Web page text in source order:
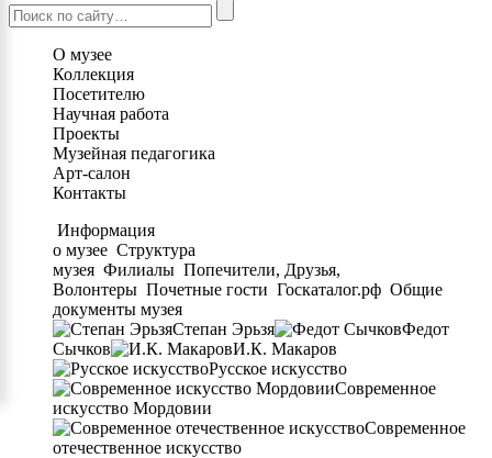
О музее
Коллекция
Посетителю
Научная работа
Проекты
Музейная педагогика
Арт-салон
Контакты
Информация
о музее Структура
музея Филиалы Попечители, Друзья,
Волонтеры Почетные гости Госкаталог.рф Общие
документы музея
Степан Эрьзя
Федот
Сычков
И.К. Макаров
Русское искусство
Современное
искусство Мордовии
Современное
отечественное искусство